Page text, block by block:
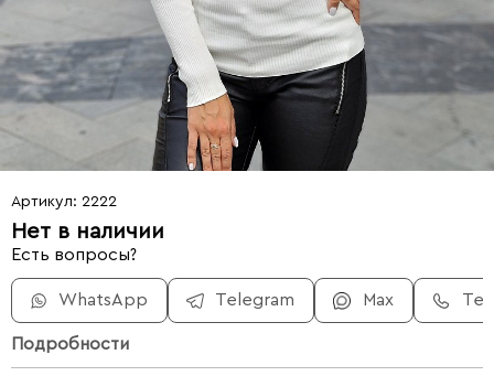
Артикул: 2222
Нет в наличии
Есть вопросы?
WhatsApp Telegram Max
Подробности